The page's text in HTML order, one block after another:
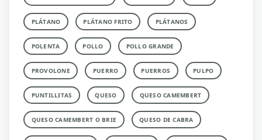
PLÁTANO PLÁTANO FRITO PLÁTANOS
POLENTA POLLO POLLO GRANDE
PROVOLONE PUERRO PUERROS PULPO
PUNTILLITAS QUESO QUESO CAMEMBERT
QUESO CAMEMBERT O BRIE QUESO DE CABRA